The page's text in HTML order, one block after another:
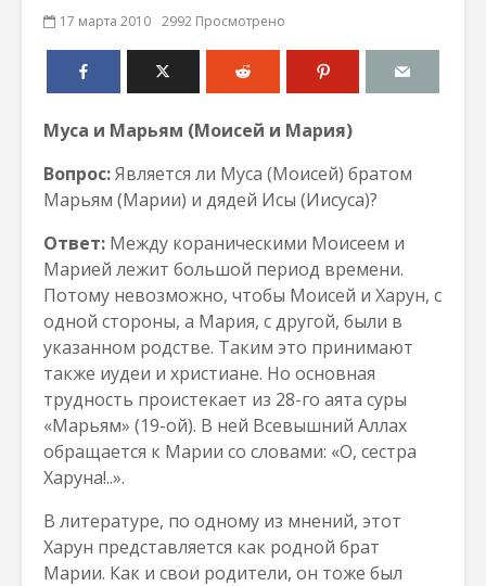
17 марта 2010 2992 Просмотрено
Муса и Марьям (Моисей и Мария)
Вопрос:Является ли Муса (Моисей) братом
Марьям (Марии) и дядей Исы (Иисуса)?
Ответ: Между кораническими Моисеем и
Марией лежит большой период времени.
Потому невозможно, чтобы Моисей и Харун, с
одной стороны, а Мария, с другой, были в
указанном родстве. Таким это принимают
также иудеи и христиане. Но основная
трудность проистекает из 28-го аята суры
«Марьям» (19-ой). В ней Всевышний Аллах
обращается к Марии со словами: «О, сестра
Харуна!..».
В литературе, по одному из мнений, этот
Харун представляется как родной брат
Марии. Как и свои родители, он тоже был